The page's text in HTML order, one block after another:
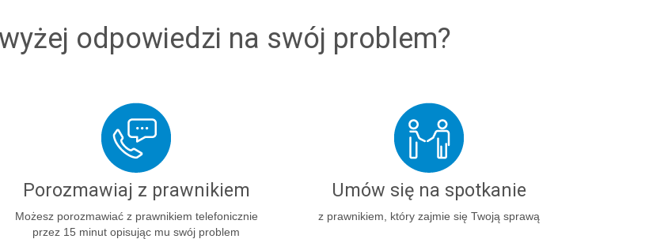
odpowiedzi na swój problem?
Porozmawiaj z prawnikiem
Możesz porozmawiać z prawnikiem telefonicznie
przez 15 minut opisując mu swój problem
Umów się na spotkanie
z prawnikiem, który zajmie się Twoją sprawą